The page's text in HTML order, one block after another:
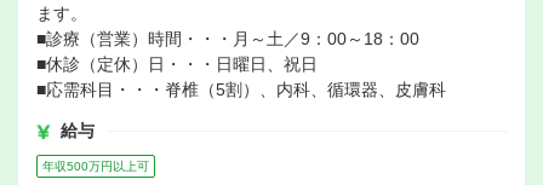
ます。
■診療（営業）時間・・・月～土／9：00～18：00
■休診（定休）日・・・日曜日、祝日
■応需科目・・・脊椎（5割）、内科、循環器、皮膚科
給与
年収500万円以上可